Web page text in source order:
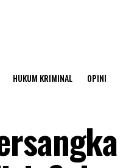
HUKUM KRIMINAL OPINI